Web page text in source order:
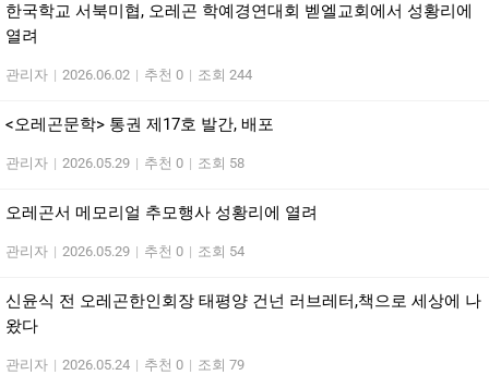
한국학교 서북미협, 오레곤 학예경연대회 벧엘교회에서 성황리에
열려
관리자 | 2026.06.02 | 추천 0 | 조회 244
<오레곤문학> 통권 제17호 발간, 배포
관리자 | 2026.05.29 | 추천 0 | 조회 58
오레곤서 메모리얼 추모행사 성황리에 열려
관리자 | 2026.05.29 | 추천 0 | 조회 54
신윤식 전 오레곤한인회장 태평양 건넌 러브레터,책으로 세상에 나
왔다
관리자 | 2026.05.24 | 추천 0 | 조회 79